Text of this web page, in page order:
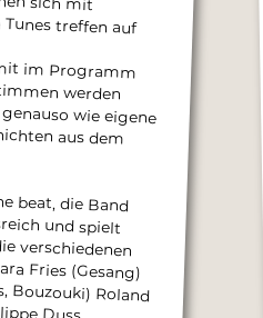
im Programm
werden
wie eigene
aus dem
beat, die Band
und spielt
verschiedenen
Fries (Gesang)
Roland
Duss